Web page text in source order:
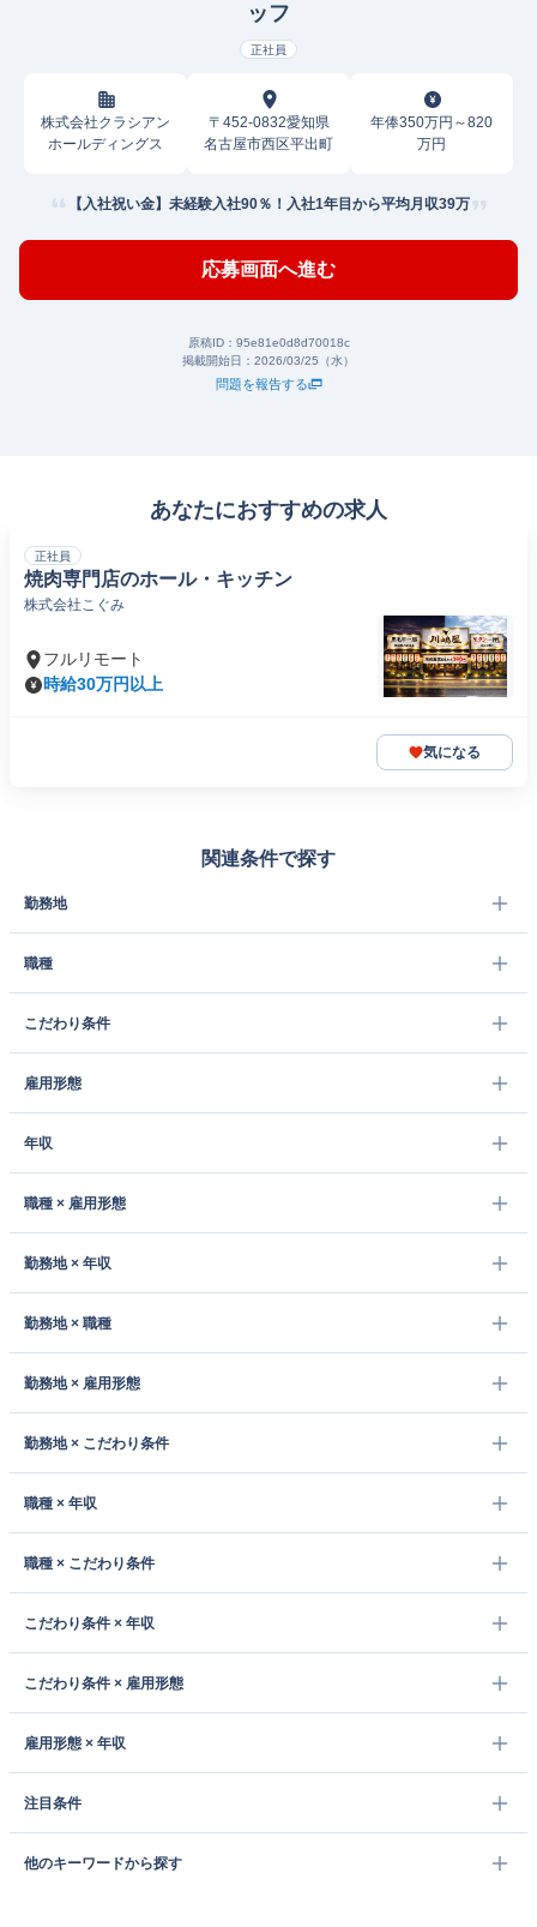
ッフ
正社員
株式会社クラシアン
ホールディングス
〒452-0832愛知県
名古屋市西区平出町
年俸350万円～820
万円
【入社祝い金】未経験入社90％！入社1年目から平均月収39万
応募画面へ進む
原稿ID： 95e81e0d8d70018c
掲載開始日： 2026/03/25（水）
問題を報告する
あなたにおすすめの求人
正社員
焼肉専門店のホール・キッチン
株式会社こぐみ
フルリモート
時給30万円以上
気になる
関連条件で探す
勤務地
職種
こだわり条件
雇用形態
年収
職種 × 雇用形態
勤務地 × 年収
勤務地 × 職種
勤務地 × 雇用形態
勤務地 × こだわり条件
職種 × 年収
職種 × こだわり条件
こだわり条件 × 年収
こだわり条件 × 雇用形態
雇用形態 × 年収
注目条件
他のキーワードから探す